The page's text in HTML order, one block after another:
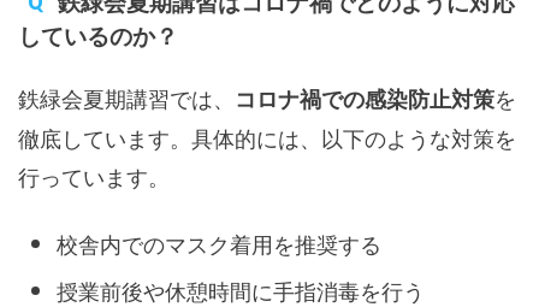
しているのか？
鉄緑会夏期講習では、 コロナ禍での感染防止対策を
徹底しています。具体的には、以下のような対策を
行っています。
校舎内でのマスク着用を推奨する
授業前後や休憩時間に手指消毒を行う